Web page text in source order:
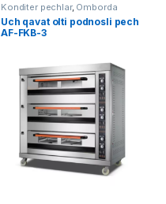
Konditer pechlar, Omborda
mavjud uskunalar Oziq ovqat
Uch qavat olti podnosli pech
AF-FKB-3